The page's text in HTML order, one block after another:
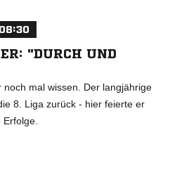
"DURCH UND
mal wissen. Der langjährige
8. Liga zurück - hier feierte er
Erfolge.